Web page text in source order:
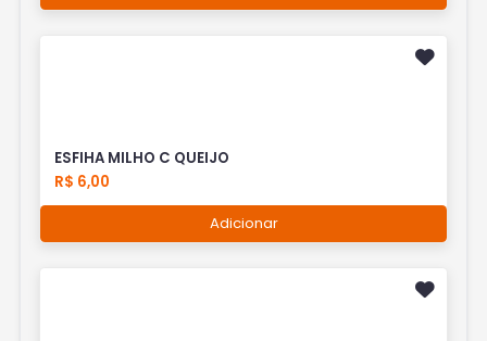
ESFIHA MILHO C QUEIJO
R$ 6,00
Adicionar